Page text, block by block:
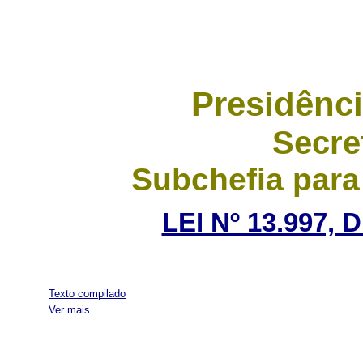
Subchefia
LEI Nº 13.997,
Ver mais...
Texto compilado